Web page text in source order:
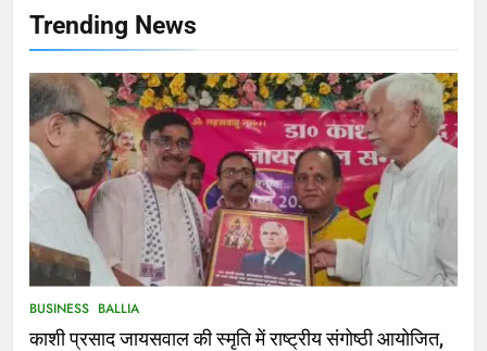
Trending News
BUSINESS BALLIA
काशी प्रसाद जायसवाल की स्मृति में राष्ट्रीय संगोष्ठी आयोजित,
NATIONAL
167
Ballia : थैंक्यू बलिया पुलिस: पीड़िता को
मिले 1.38 लाख रूपये
NATIONAL बलिया
कोचिंग सेंटर में लगी भीषण आग, जान
बचाने के लिए छात्रों ने लगाई छलांग, कई